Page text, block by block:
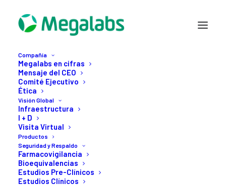
Compañía
Megalabs en cifras
Mensaje del CEO
Comité Ejecutivo
Ética
Visión Global
Infraestructura
I + D
Visita Virtual
Productos
Seguridad y Respaldo
Farmacovigilancia
Bioequivalencias
Estudios Pre-Clínicos
Estudios Clínicos
Month: marzo 2021